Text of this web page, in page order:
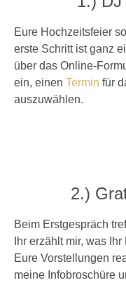
Eure Hochzeitsfeier
erste Schritt ist ganz
über das Online-
ein, einen Termin für
auszuwählen.
2.)
Beim Erstgespräch
Ihr erzählt mir, was
Eure Vorstellungen
meine Infobroschüre